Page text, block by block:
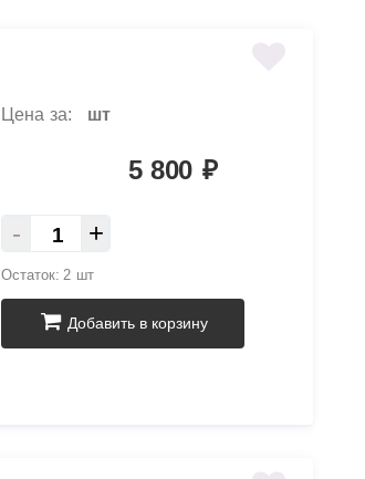
Цена за: шт
5 800 ₽
- +
Остаток: 2 шт
Добавить в корзину